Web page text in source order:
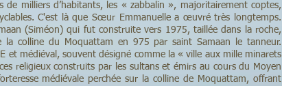
de milliers d’habitants, les « zabbalin », majoritairement coptes,
C'est là que Sœur Emmanuelle a œuvré très longtemps.
(Siméon) qui fut construite vers 1975, taillée dans la roche,
la colline du Moquattam en 975 par saint Samaan le tanneur.
et médiéval, souvent désigné comme la « ville aux mille minarets
religieux construits par les sultans et émirs au cours du Moyen
médiévale perchée sur la colline de Moquattam, offrant